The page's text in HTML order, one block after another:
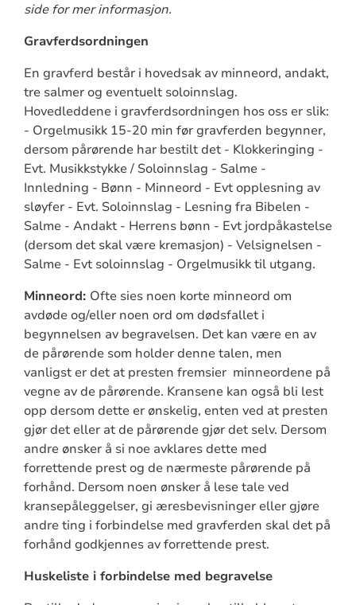
side for mer informasjon.
Gravferdsordningen
En gravferd består i hovedsak av minneord, andakt,
tre salmer og eventuelt soloinnslag.
Hovedleddene i gravferdsordningen hos oss er slik:
- Orgelmusikk 15-20 min før gravferden begynner,
dersom pårørende har bestilt det - Klokkeringing -
Evt. Musikkstykke / Soloinnslag - Salme -
Innledning - Bønn - Minneord - Evt opplesning av
sløyfer - Evt. Soloinnslag - Lesning fra Bibelen -
Salme - Andakt - Herrens bønn - Evt jordpåkastelse
(dersom det skal være kremasjon) - Velsignelsen -
Salme - Evt soloinnslag - Orgelmusikk til utgang.
Minneord: Ofte sies noen korte minneord om
avdøde og/eller noen ord om dødsfallet i
begynnelsen av begravelsen. Det kan være en av
de pårørende som holder denne talen, men
vanligst er det at presten fremsier minneordene på
vegne av de pårørende. Kransene kan også bli lest
opp dersom dette er ønskelig, enten ved at presten
gjør det eller at de pårørende gjør det selv. Dersom
andre ønsker å si noe avklares dette med
forrettende prest og de nærmeste pårørende på
forhånd. Dersom noen ønsker å lese tale ved
kransepåleggelser, gi æresbevisninger eller gjøre
andre ting i forbindelse med gravferden skal det på
forhånd godkjennes av forrettende prest.
Huskeliste i forbindelse med begravelse